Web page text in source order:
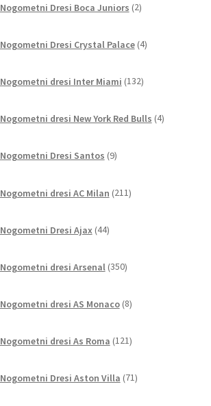
Nogometni Dresi Boca Juniors 2izdelka
Nogometni Dresi Crystal Palace 4izdelki
Nogometni dresi Inter Miami 132izdelkov
Nogometni dresi New York Red Bulls 4izdelki
Nogometni Dresi Santos 9izdelkov
Nogometni dresi AC Milan 211izdelkov
Nogometni Dresi Ajax 44izdelkov
Nogometni dresi Arsenal 350izdelkov
Nogometni dresi AS Monaco 8izdelkov
Nogometni dresi As Roma 121izdelkov
Nogometni Dresi Aston Villa 71izdelkov